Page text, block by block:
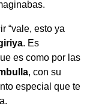
“vale, esto ya
. Es
es como por las
, con su
especial que te